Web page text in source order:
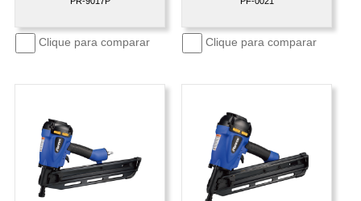
Clique para comparar Clique para comparar